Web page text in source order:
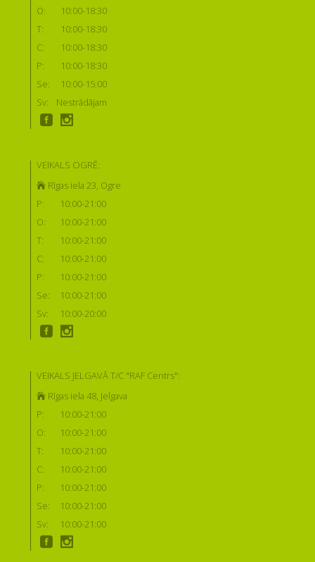
O:
10:00-18:30
T:
10:00-18:30
C:
10:00-18:30
P:
10:00-18:30
Se:
10:00-15:00
Sv:
Nestrādājam
VEIKALS OGRĒ:
Rīgas iela 23, Ogre
P:
10:00-21:00
O:
10:00-21:00
T:
10:00-21:00
C:
10:00-21:00
P:
10:00-21:00
Se:
10:00-21:00
Sv:
10:00-20:00
VEIKALS JELGAVĀ T/C "RAF Centrs":
Rīgas iela 48, Jelgava
P:
10:00-21:00
O:
10:00-21:00
T:
10:00-21:00
C:
10:00-21:00
P:
10:00-21:00
Se:
10:00-21:00
Sv:
10:00-21:00